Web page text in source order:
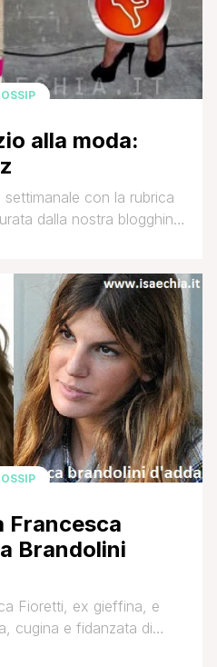
alla moda:
con la rubrica
dalla nostra blogghina
Up ed un look
Down! Lascio
Oggi tocca a…
mai il blog [']
Francesca
Brandolini
Fioretti, ex gieffina, e
cugina e fidanzata di